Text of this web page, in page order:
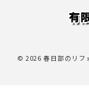
© 2026 春日部のリフ